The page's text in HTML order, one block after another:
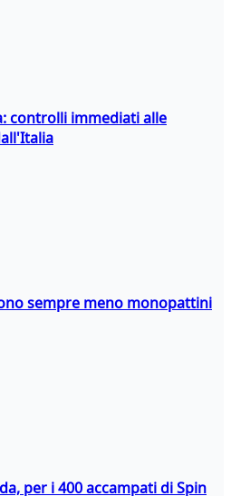
controlli immediati alle
sempre meno monopattini
per i 400 accampati di Spin